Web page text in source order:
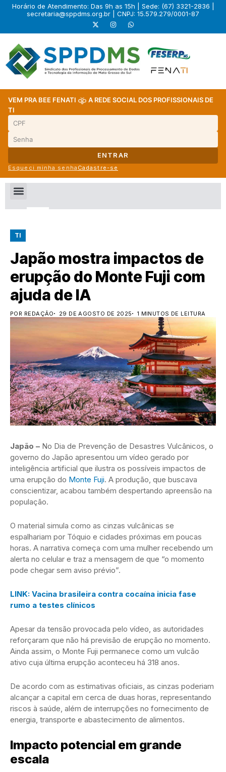
Horário de Atendimento: Das 9h as 15h | Sede: (67) 3321-2836 |
secretaria@sppdms.org.br | CNPJ: 15.579.279/0001-87
VEM PRA BEE FENATI
A REDE SOCIAL DOS PROFISSIONAIS DE
TI
ENTRAR
Esqueci minha senha Cadastre-se
TI
Japão mostra impactos de
erupção do Monte Fuji com
ajuda de IA
POR REDAÇÃO 29 DE AGOSTO DE 2025 1 MINUTOS DE LEITURA
Japão – No Dia de Prevenção de Desastres Vulcânicos, o
governo do Japão apresentou um vídeo gerado por
inteligência artificial que ilustra os possíveis impactos de
uma erupção do Monte Fuji. A produção, que buscava
conscientizar, acabou também despertando apreensão na
população.
O material simula como as cinzas vulcânicas se
espalhariam por Tóquio e cidades próximas em poucas
horas. A narrativa começa com uma mulher recebendo um
alerta no celular e traz a mensagem de que “o momento
pode chegar sem aviso prévio”.
LINK: Vacina brasileira contra cocaína inicia fase
rumo a testes clínicos
Apesar da tensão provocada pelo vídeo, as autoridades
reforçaram que não há previsão de erupção no momento.
Ainda assim, o Monte Fuji permanece como um vulcão
ativo cuja última erupção aconteceu há 318 anos.
De acordo com as estimativas oficiais, as cinzas poderiam
alcançar a capital em cerca de duas horas, representando
riscos à saúde, além de interrupções no fornecimento de
energia, transporte e abastecimento de alimentos.
Impacto potencial em grande
escala